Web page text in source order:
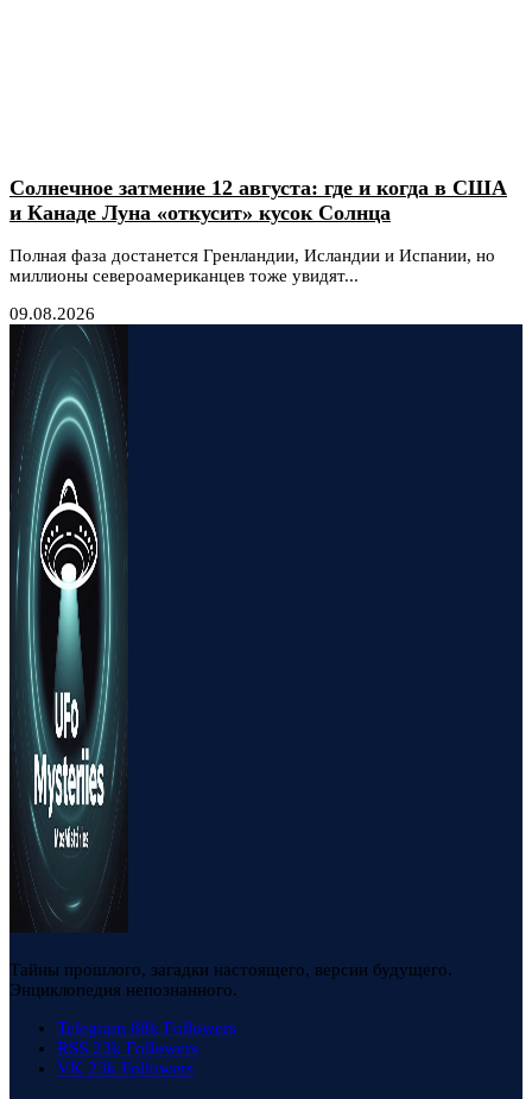
Солнечное затмение 12 августа: где и когда в США
и Канаде Луна «откусит» кусок Солнца
Полная фаза достанется Гренландии, Исландии и Испании, но
миллионы североамериканцев тоже увидят...
09.08.2026
Тайны прошлого, загадки настоящего, версии будущего.
Энциклопедия непознанного.
Telegram 88k Followers
RSS 23k Followers
VK 23k Followers